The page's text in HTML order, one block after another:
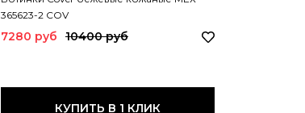
365623-2 COV
7280 руб 10400 руб
КУПИТЬ В 1 КЛИК